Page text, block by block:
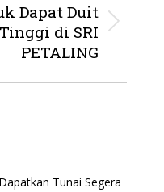
Dapat Duit
di SRI
PETALING
Tunai Segera